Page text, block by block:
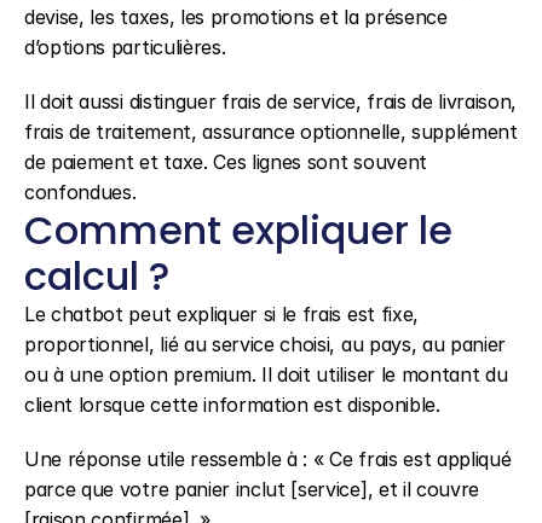
devise, les taxes, les promotions et la présence
d’options particulières.
Il doit aussi distinguer frais de service, frais de livraison,
frais de traitement, assurance optionnelle, supplément
de paiement et taxe. Ces lignes sont souvent
confondues.
Comment expliquer le
calcul ?
Le chatbot peut expliquer si le frais est fixe,
proportionnel, lié au service choisi, au pays, au panier
ou à une option premium. Il doit utiliser le montant du
client lorsque cette information est disponible.
Une réponse utile ressemble à : « Ce frais est appliqué
parce que votre panier inclut [service], et il couvre